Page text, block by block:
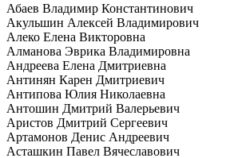
Абаев Владимир Константинович
Акульшин Алексей Владимирович
Алеко Елена Викторовна
Алманова Эврика Владимировна
Андреева Елена Дмитриевна
Антинян Карен Дмитриевич
Антипова Юлия Николаевна
Антошин Дмитрий Валерьевич
Аристов Дмитрий Сергеевич
Артамонов Денис Андреевич
Асташкин Павел Вячеславович